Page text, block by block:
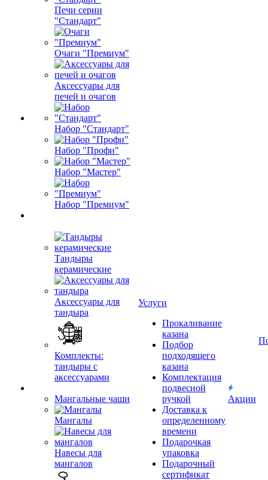
Печи серии
"Стандарт"
Очаги "Премиум"
Аксессуары для
печей и очагов
Набор "Стандарт"
Набор "Профи"
Набор "Мастер"
Набор "Премиум"
Тандыры
керамические
Аксессуары для
тандыра
Комплекты:
тандыры с
аксессуарами
Мангальные чаши
Мангалы
Навесы для
мангалов
Услуги
Прокаливание
казана
Подбор
подходящего
казана
Комплектация
подвесной
ручкой
Доставка к
определенному
времени
Подарочкая
упаковка
Подарочный
сертификат
Акции